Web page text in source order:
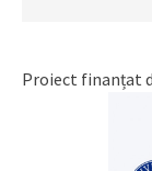
Proiect finanțat